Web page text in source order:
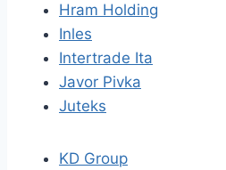
Hram Holding
Inles
Intertrade Ita
Javor Pivka
Juteks
KD Group